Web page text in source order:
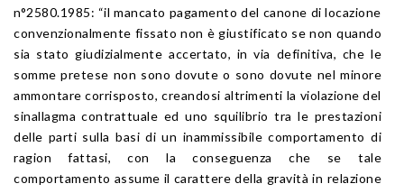
n°2580.1985: “il mancato pagamento del canone di locazione
convenzionalmente fissato non è giustificato se non quando
sia stato giudizialmente accertato, in via definitiva, che le
somme pretese non sono dovute o sono dovute nel minore
ammontare corrisposto, creandosi altrimenti la violazione del
sinallagma contrattuale ed uno squilibrio tra le prestazioni
delle parti sulla basi di un inammissibile comportamento di
ragion fattasi, con la conseguenza che se tale
comportamento assume il carattere della gravità in relazione